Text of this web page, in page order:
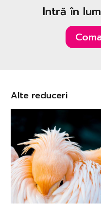
Intră în
Alte reduceri